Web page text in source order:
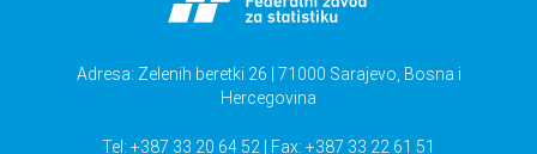
Adresa: Zelenih beretki 26 | 71000 Sarajevo, Bosna i
Hercegovina
Tel: +387 33 20 64 52 | Fax: +387 33 22 61 51